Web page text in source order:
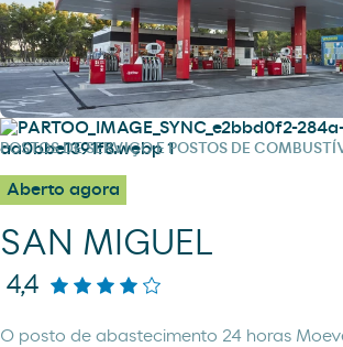
POSTOS DE SERVIÇO E POSTOS DE
Aberto agora
SAN MIGUEL
4,4
O posto de abastecimento 24 horas